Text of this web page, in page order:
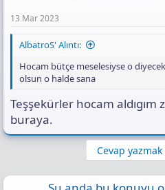
13 Mar 2023
AlbatroS' Alıntı:
Hocam bütçe meselesiyse o
olsun o halde sana
Teşşekürler hocam aldıgım
buraya.
Cevap